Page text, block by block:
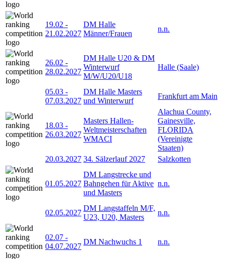
19.02 -
21.02.2027
DM Halle
Männer/Frauen
n.n.
26.02 -
28.02.2027
DM Halle U20 & DM
Winterwurf
M/W/U20/U18
Halle (Saale)
05.03 -
07.03.2027
DM Halle Masters
und Winterwurf
Frankfurt am Main
18.03 -
26.03.2027
Masters Hallen-
Weltmeisterschaften
WMACI
Alachua County,
Gainesville,
FLORIDA
(Vereinigte
Staaten)
20.03.2027 34. Sälzerlauf 2027 Salzkotten
01.05.2027
DM Langstrecke und
Bahngehen für Aktive
und Masters
n.n.
02.05.2027
DM Langstaffeln M/F,
U23, U20, Masters
n.n.
02.07 -
04.07.2027
DM Nachwuchs 1 n.n.